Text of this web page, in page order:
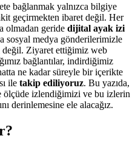
bağlanmak yalnızca bilgiye
geçirmekten ibaret değil. Her
olmadan geride dijital ayak izi
sosyal medya gönderilerimizle
değil. Ziyaret ettiğimiz web
bağlantılar, indirdiğimiz
ne kadar süreyle bir içerikte
ile takip ediliyoruz. Bu yazıda,
izlendiğimizi ve bu izlerin
derinlemesine ele alacağız.